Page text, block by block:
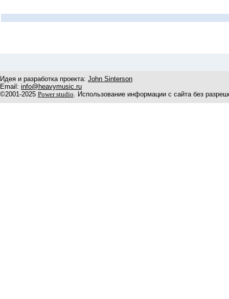
Идея и разработка проекта: John Sinterson
Email: info@heavymusic.ru
©2001-2025 Power studio. Использование информации с сайта без